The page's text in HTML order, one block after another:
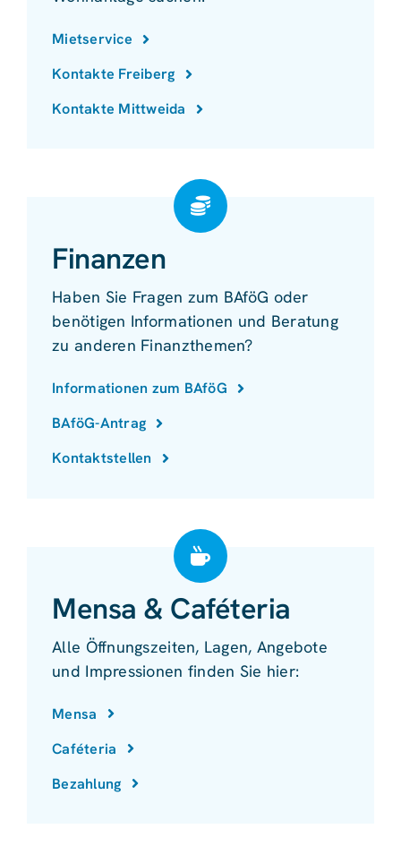
Mietservice
Kontakte Freiberg
Kontakte Mittweida
Finanzen
Haben Sie Fragen zum BAföG oder
benötigen Informationen und Beratung
zu anderen Finanzthemen?
Informationen zum BAföG
BAföG-Antrag
Kontaktstellen
Mensa & Caféteria
Alle Öffnungszeiten, Lagen, Angebote
und Impressionen finden Sie hier:
Mensa
Caféteria
Bezahlung